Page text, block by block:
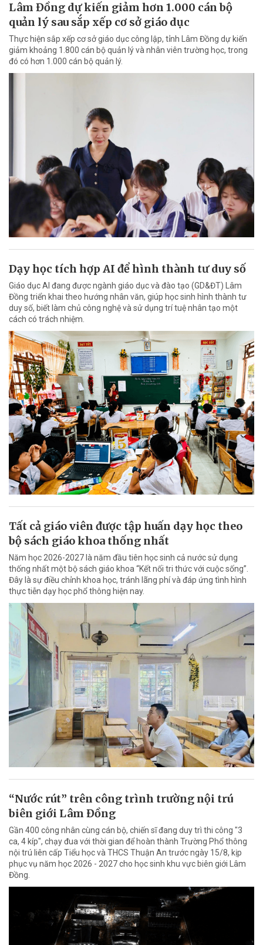
Lâm Đồng dự kiến giảm hơn 1.000 cán bộ
quản lý sau sắp xếp cơ sở giáo dục
Thực hiện sắp xếp cơ sở giáo dục công lập, tỉnh Lâm Đồng dự kiến
giảm khoảng 1.800 cán bộ quản lý và nhân viên trường học, trong
đó có hơn 1.000 cán bộ quản lý.
Dạy học tích hợp AI để hình thành tư duy số
Giáo dục AI đang được ngành giáo dục và đào tạo (GD&ĐT) Lâm
Đồng triển khai theo hướng nhân văn, giúp học sinh hình thành tư
duy số, biết làm chủ công nghệ và sử dụng trí tuệ nhân tạo một
cách có trách nhiệm.
Tất cả giáo viên được tập huấn dạy học theo
bộ sách giáo khoa thống nhất
Năm học 2026-2027 là năm đầu tiên học sinh cả nước sử dụng
thống nhất một bộ sách giáo khoa “Kết nối tri thức với cuộc sống”.
Đây là sự điều chỉnh khoa học, tránh lãng phí và đáp ứng tình hình
thực tiễn dạy học phổ thông hiện nay.
“Nước rút” trên công trình trường nội trú
biên giới Lâm Đồng
Gần 400 công nhân cùng cán bộ, chiến sĩ đang duy trì thi công "3
ca, 4 kíp", chạy đua với thời gian để hoàn thành Trường Phổ thông
nội trú liên cấp Tiểu học và THCS Thuận An trước ngày 15/8, kịp
phục vụ năm học 2026 - 2027 cho học sinh khu vực biên giới Lâm
Đồng.